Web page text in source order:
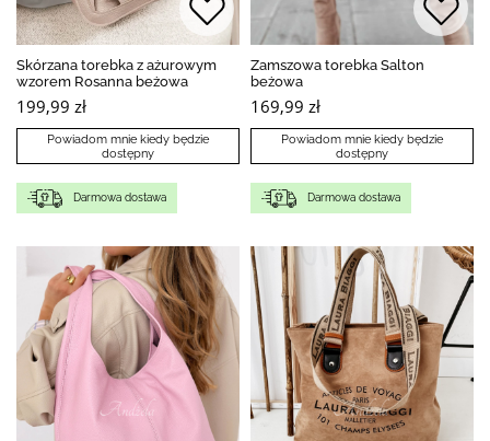
Skórzana torebka z ażurowym
wzorem Rosanna beżowa
199,99 zł
Powiadom mnie kiedy będzie
dostępny
Darmowa dostawa
Zamszowa torebka Salton
beżowa
169,99 zł
Powiadom mnie kiedy będzie
dostępny
Darmowa dostawa